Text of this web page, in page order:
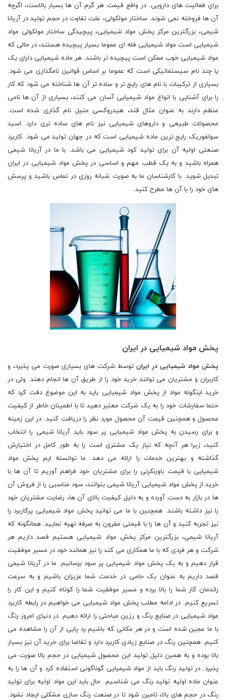
برای فعالیت‌ های دارویی. در واقع قیمت هر گرم آن ها بسیار بالاست، اگرچه
آن ها فروخته نمی شوند. ساختار مولکولی، علت تفاوت در حجم تولید در آریانا
شیمی، بزرگترین مرکز پخش مواد شیمیایی، پیچیدگی ساختار مولکولی مواد
شیمیایی است مواد شیمیایی فله ‌ای عموما بسیار پیچیده هستند، در حالی که
مواد شیمیایی خوب ممکن است پیچیده‌ تر باشند. هر ماده شیمیایی دارای یک
یا چند نام سیستماتیکی است که عموما بر اساس قوانین نامگذاری می شود.
بسیاری از ترکیبات با نام‌ های رایج ‌تر و ساده‌ تر آن ها شناخته می شود که کار
را برای آشنایی با انواع مواد شیمیایی آسان می کنند، بسیاری از آن ها نامی
منظم دارند به عنوان مثال قند، هیدروکسی متیل نام گذاری شده است.
محصولات طبیعی و داروهای شیمیایی نیز نام ‌های ساده‌ تری دارد. اسید
سولفوریک رایج ‌ترین ماده شیمیایی است که در جهان تولید می شود. کاربرد
صنعتی اولیه آن برای تولید کود شیمیایی می باشد. با ما در آریانا شیمی
همراه باشید و به یک قطب مهم و اساسی در پخش مواد شیمیایی در ایران
تبدیل شوید. با کارشناسان ما به صورت شبانه روزی در تماس باشید و پرسش
های خود را با آن ها مطرح کنید.
پخش مواد شیمیایی در ایران
پخش مواد شیمیایی در ایران توسط شرکت های بسیاری صورت می پذیرد، و
کاربران و مشتریان می توانند خرید خود را از طریق آن ها انجام دهند. ولی در
خرید اینگونه مواد از پخش مواد شیمیایی باید به این موضوع دقت کرد که
حتما سفارشات خود را به یک شرکت معتبر دهید تا با اطمینان خاطر از کیفیت
محصول و همچنین قیمت آن محصول مورد نظر را دریافت کنید. در این زمینه
و برای رسیدن به پخش مواد شیمیایی پر سود باید آریانا شیمی را انتخاب
کنید، زیرا هر آنچه که نیاز یک مشتری است را به طور کامل در اختیارش
گذاشته و بهترین خدمات را ارائه می دهد. ما توانسته ایم پخش مواد
شیمیایی با قیمت باورنکرنی را برای مشتریان خود فراهم آوریم تا آن ها با
خرید از پخش مواد شیمیایی آریانا شیمی بتوانند، سود مناسبی را از فروش آن
ها در بازار به دست آورده و به دلیل کیفیت بالای آن ها، رضایت مشتریان خود
را نیز داشته باشند. همچنین با ما می توانید پخش مواد شیمیایی پرکاربرد را
نیز تجربه کنید و آن ها را با قیمتی مقرون به صرفه تهیه نمایید. همانگونه که
آریانا شیمی، بزرگترین مرکز پخش مواد شیمیایی هستیم قصد داریم هر
شرکت و هر فردی که با ما همکاری می کند را نیز همانند خود در مسیر موفقیت
قرار دهیم و به یک پخش مواد شیمیایی پر سود برسانیم. ما در آریانا شیمی
قصد داریم به عنوان یک حامی در خدمت شما عزیزان باشیم و به سرعت
راندمان کار شما را بالا برده و مسیر موفقیت شما را کوتاه کنیم و این کار را
تسریع کنیم. در ادامه مطلب پخش مواد شیمیایی می خواهیم در رابطه کاربرد
مواد شیمیایی در صنایع رنگ و رزین مباحثی را ارائه دهیم. در دنیای امروز رنگ
با ما عجین شده است و در هر مکانی که باشیم رد پایی از آن را مشاهده می
کنیم. همچنین رنگ در صنایع زیادی کاربرد دارد و تقاضا برای خرید آن نیز بسیار
بالا بوده و به همین دلیل تولید این محصول شیمیایی در حجم بالا صورت می
پذیرد. در تولید رنگ باید از مواد شیمیایی گوناگونی استفاده کرد و آن ها را به
عنوان ماده اولیه تولید رنگ می شناسیم. حال باید این مواد اولیه برای تولید
رنگ در حجم های بالا، تامین شود تا در صنعت رنگ سازی مشکلی ایجاد نشود.